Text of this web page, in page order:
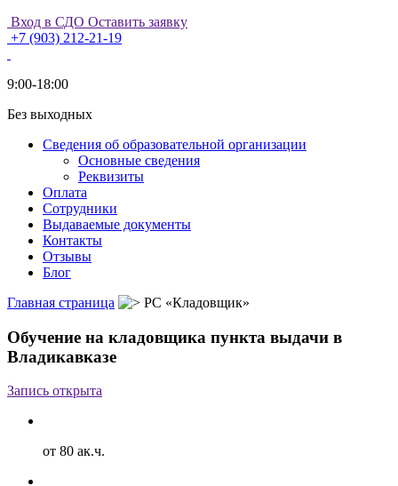
Вход в СДО Оставить заявку
+7 (903) 212-21-19
9:00-18:00
Без выходных
Сведения об образовательной организации
Основные сведения
Реквизиты
Оплата
Сотрудники
Выдаваемые документы
Контакты
Отзывы
Блог
Главная страница
РС «Кладовщик»
Обучение на кладовщика пункта выдачи в
Владикавказе
Запись открыта
от 80 ак.ч.